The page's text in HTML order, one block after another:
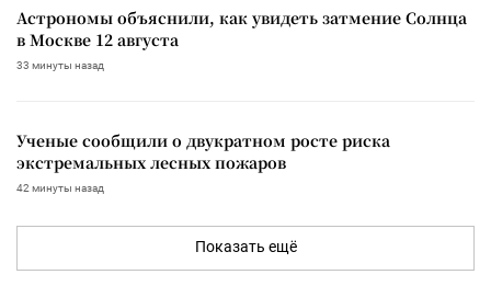
Астрономы объяснили, как увидеть затмение Солнца
в Москве 12 августа
33 минуты назад
Ученые сообщили о двукратном росте риска
экстремальных лесных пожаров
42 минуты назад
Показать ещё